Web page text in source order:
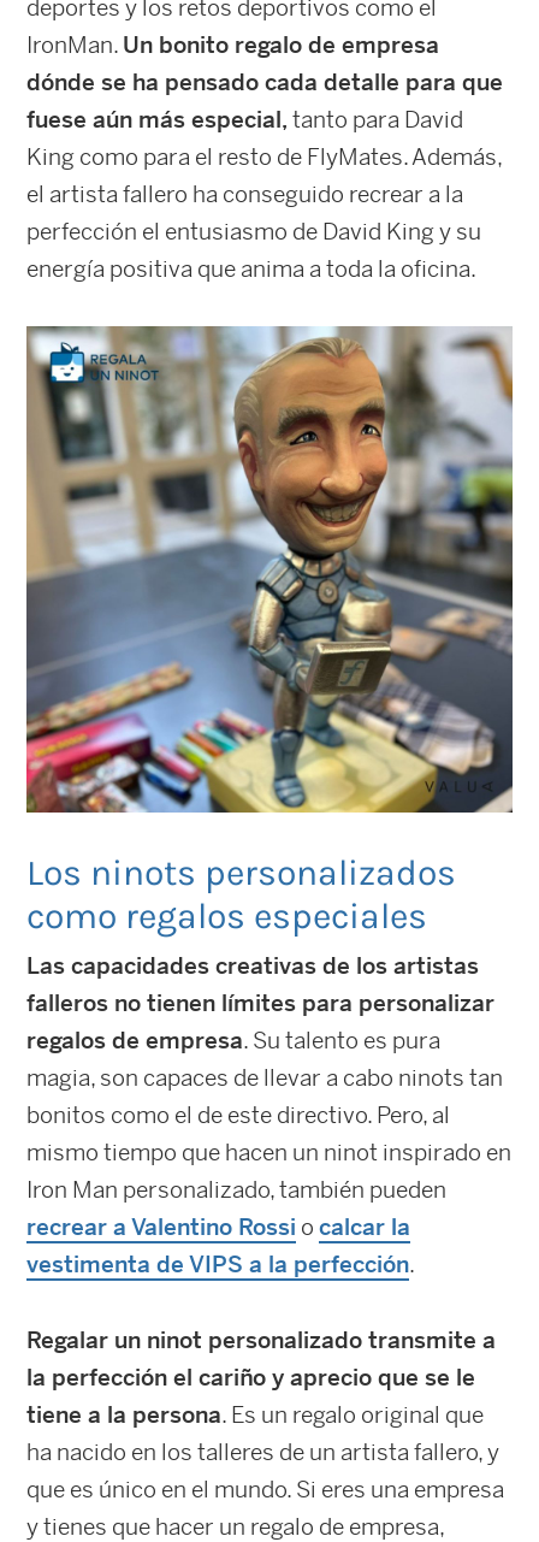
deportes y los retos deportivos como el
IronMan. Un bonito regalo de empresa
dónde se ha pensado cada detalle para que
fuese aún más especial, tanto para David
King como para el resto de FlyMates. Además,
el artista fallero ha conseguido recrear a la
perfección el entusiasmo de David King y su
energía positiva que anima a toda la oficina.
Los ninots personalizados
como regalos especiales
Las capacidades creativas de los artistas
falleros no tienen límites para personalizar
regalos de empresa. Su talento es pura
magia, son capaces de llevar a cabo ninots tan
bonitos como el de este directivo. Pero, al
mismo tiempo que hacen un ninot inspirado en
Iron Man personalizado, también pueden
recrear a Valentino Rossi o calcar la
vestimenta de VIPS a la perfección.
Regalar un ninot personalizado transmite a
la perfección el cariño y aprecio que se le
tiene a la persona. Es un regalo original que
ha nacido en los talleres de un artista fallero, y
que es único en el mundo. Si eres una empresa
y tienes que hacer un regalo de empresa,